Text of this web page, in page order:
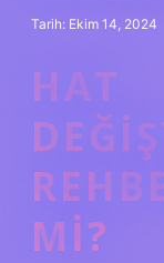
Tarih: Ekim 14, 2024
HAT
MI?